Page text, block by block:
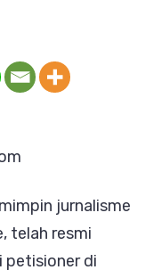
dari
New
York
jurnalisme
telah resmi
petisioner di